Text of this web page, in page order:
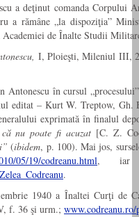
a deţinut comanda Corpului
a rămâne „la dispoziţia”
de Înalte Studii
I, Ploieşti, Mileniul III,
Antonescu în cursul
editat – Kurt W. Treptow, Gh.
exprimată în finalul
nu poate fi acuzat [C. Z.
(ibidem, p. 100). Mai jos,
05/19/codreanu.html, iar
.
1940 a Înaltei Curţi de
f. 36 şi urm.;